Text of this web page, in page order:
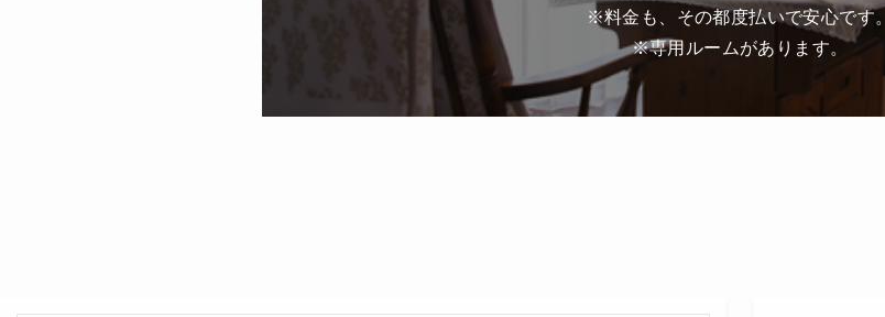
※料金も、その都度払いで安心です。
※専用ルームがあります。